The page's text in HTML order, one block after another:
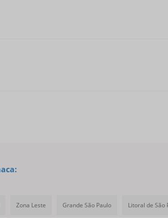
Zona Leste Grande São Paulo Litoral de São